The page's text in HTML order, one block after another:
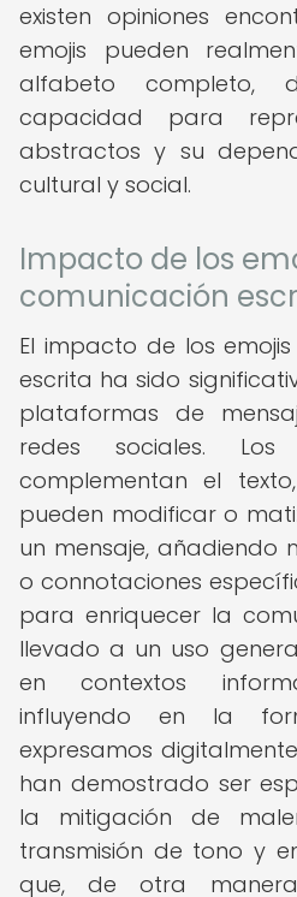
existen opiniones
emojis pueden
alfabeto completo,
capacidad para
abstractos y su
cultural y social.
Impacto de los
comunicación
El impacto de los
escrita ha sido
plataformas de
redes sociales.
complementan el
pueden modificar o
un mensaje, añadiendo
o connotaciones
para enriquecer la
llevado a un uso
en contextos
influyendo en la
expresamos
han demostrado ser
la mitigación de
transmisión de tono y
que, de otra